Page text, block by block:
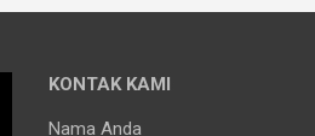
KONTAK KAMI
Nama Anda